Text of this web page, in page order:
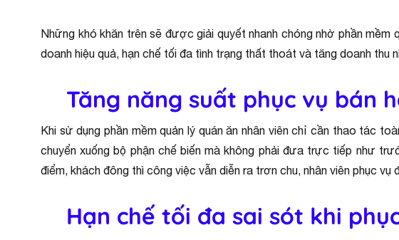
Những khó khăn trên sẽ được giải quyết nhanh chóng nhờ phần mềm
doanh hiệu quả, hạn chế tối đa tình trạng thất thoát và tăng doanh thu
Tăng năng suất phục vụ bán
Khi sử dụng phần mềm quản lý quán ăn nhân viên chỉ cần thao tác
chuyển xuống bộ phận chế biến mà không phải đưa trực tiếp như
điểm, khách đông thì công việc vẫn diễn ra trơn chu, nhân viên phục
Hạn chế tối đa sai sót khi